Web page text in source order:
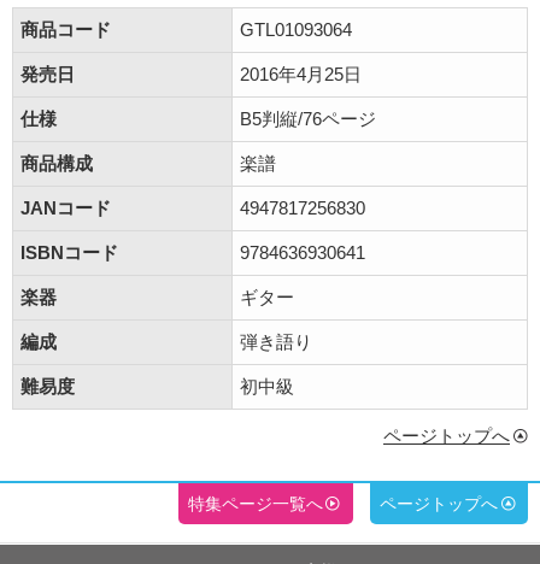
商品コード
GTL01093064
発売日 2016年4月25日
仕様 B5判縦/76ページ
商品構成 楽譜
JANコード 4947817256830
ISBNコード 9784636930641
楽器 ギター
編成 弾き語り
難易度 初中級
ページトップへ
特集ページ一覧へ ページトップへ